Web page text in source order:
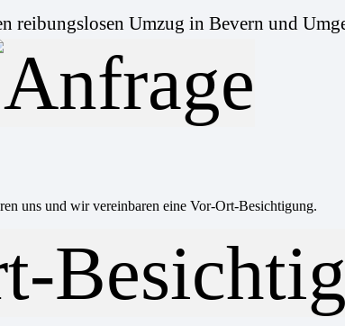
reibungslosen Umzug in Bevern und
uns und wir vereinbaren eine Vor-Ort-Besichtigung.